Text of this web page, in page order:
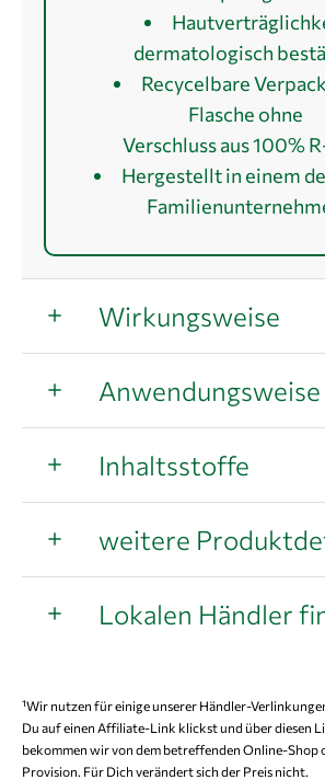
dermatologisch
Recycelbare
Flasche ohne
Verschluss aus 100%
Hergestellt in einem
Wirkungsweise
Anwendungsweise
Inhaltsstoffe
weitere
Lokalen Händler
¹Wir nutzen für einige unserer Händler-
Du auf einen Affiliate-Link klickst und über diesen
bekommen wir von dem betreffenden Online-Shop
Provision. Für Dich verändert sich der Preis nicht.